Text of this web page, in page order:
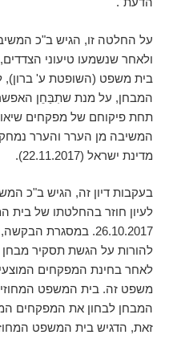
על החלטה זו, הגיש ב"כ
ולאחר שנשמעו טיעוני
בית משפט (השופטת ע' ברון),
המבחן, על מנת שתִבַּחֵן
תחת פיקוחם של מפקחים
מדינת ישראל (22.11.2017).
לעיון חוזר בהחלטתו של בית
26.10.2017. במסגרת
להורות על הגשת תסקיר
לאחר בחינת המפקחים
משפט זה. בית המשפט
המבחן לבחון את המפקחים
זאת, הדגיש בית המשפט